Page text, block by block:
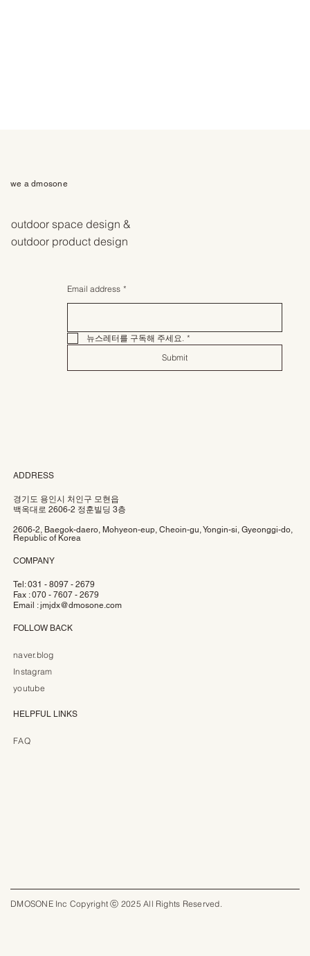
we a dmosone
outdoor space design &
outdoor product design
Email address *
뉴스레터를 구독해 주세요. *
Submit
ADDRESS
경기도 용인시 처인구 모현읍
백옥대로 2606-2 정훈빌딩 3층
2606-2, Baegok-daero, Mohyeon-eup, Cheoin-gu, Yongin-si, Gyeonggi-do,
Republic of Korea
COMPANY
Tel: 031 - 8097 - 2679
Fax : 070 - 7607 - 2679
Email :jmjdx@dmosone.com
FOLLOW BACK
naver.blog
Instagram
youtube
HELPFUL LINKS
FAQ
DMOSONE Inc Copyright ⓒ 2025 All Rights Reserved.​